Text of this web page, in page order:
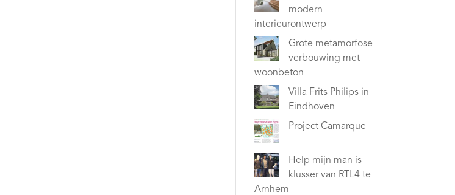
modern
interieurontwerp
Grote metamorfose
verbouwing met
woonbeton
Villa Frits Philips in
Eindhoven
Project Camarque
Help mijn man is
klusser van RTL4 te
Arnhem